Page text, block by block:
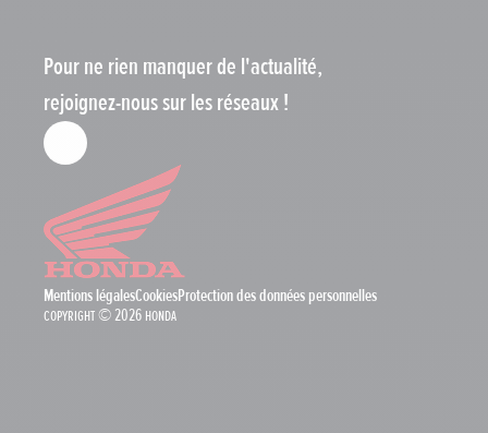
Pour ne rien manquer de l'actualité,
rejoignez-nous sur les réseaux !
Mentions légalesCookiesProtection des données personnelles
Copyright © 2026 Honda